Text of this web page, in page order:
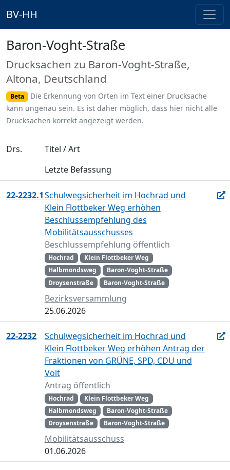
BV-HH
Baron-Voght-Straße
Drucksachen zu Baron-Voght-Straße,
Altona, Deutschland
Beta
Die Erkennung von Orten im Text einer Drucksache
kann ungenau sein. Es ist daher möglich, dass hier nicht alle
Drucksachen korrekt angezeigt werden.
Drs.
Titel / Art
Letzte Befassung
22-2232.1Schulwegsicherheit im Hochrad und
Klein Flottbeker Weg erhöhen
Beschlussempfehlung des
Mobilitätsausschusses
Beschlussempfehlung öffentlich
Hochrad
Klein Flottbeker Weg
Halbmondsweg
Baron-Voght-Straße
Droysenstraße
Baron-Voght-Straße
Bezirksversammlung
25.06.2026
22-2232
Schulwegsicherheit im Hochrad und
Klein Flottbeker Weg erhöhen Antrag der
Fraktionen von GRÜNE, SPD, CDU und
Volt
Antrag öffentlich
Hochrad
Klein Flottbeker Weg
Halbmondsweg
Baron-Voght-Straße
Droysenstraße
Baron-Voght-Straße
Mobilitätsausschuss
01.06.2026